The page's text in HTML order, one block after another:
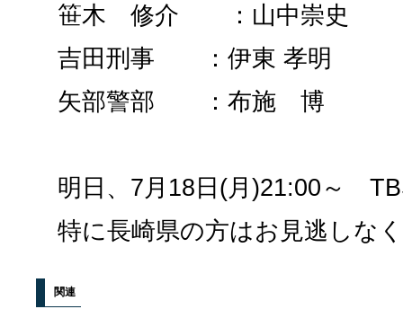
笹木 修介 ：山中崇史
吉田刑事 ：伊東 孝明
矢部警部 ：布施 博
明日、7月18日(月)21:00～
特に長崎県の方はお見逃しな
関連